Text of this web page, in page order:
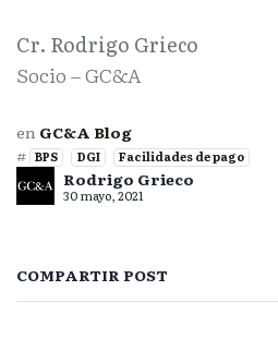
Cr. Rodrigo Grieco
Socio – GC&A
en GC&A Blog
# BPS DGI Facilidades de pago
Rodrigo Grieco
30 mayo, 2021
COMPARTIR POST